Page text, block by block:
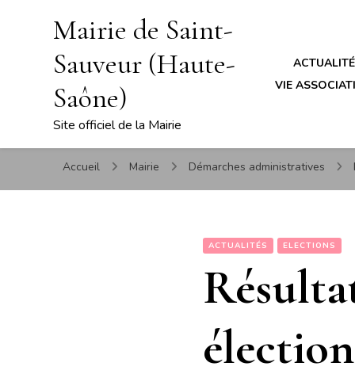
Mairie de Saint-
Sauveur (Haute-
Saône)
Site officiel de la Mairie
VIE
Accueil Mairie Démarches administratives
ACTUALITÉS ELECTIONS